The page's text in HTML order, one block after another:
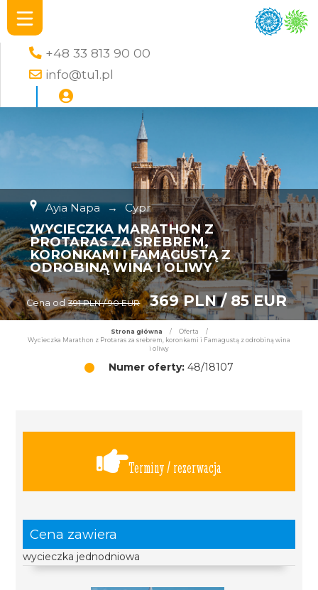
+48 33 813 90 00
info@tu1.pl
Ayia Napa → Cypr
WYCIECZKA MARATHON Z
PROTARAS ZA SREBREM,
KORONKAMI I FAMAGUSTĄ Z
ODROBINĄ WINA I OLIWY
Cena od 391 PLN / 90 EUR 369 PLN / 85 EUR
Strona główna / Oferta
/
Wycieczka Marathon z Protaras za srebrem, koronkami i Famagustą z odrobiną wina
i oliwy
Numer oferty: 48/18107
Terminy / rezerwacja
Cena zawiera
wycieczka jednodniowa